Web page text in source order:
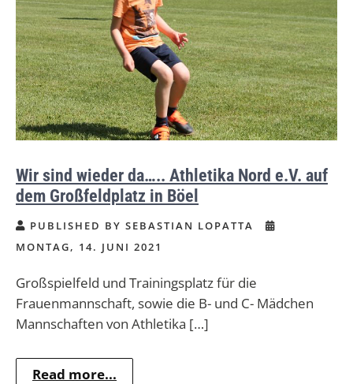
Wir sind wieder da….. Athletika Nord e.V. auf
dem Großfeldplatz in Böel
PUBLISHED BY SEBASTIAN LOPATTA
MONTAG, 14. JUNI 2021
Großspielfeld und Trainingsplatz für die
Frauenmannschaft, sowie die B- und C- Mädchen
Mannschaften von Athletika […]
Read more...